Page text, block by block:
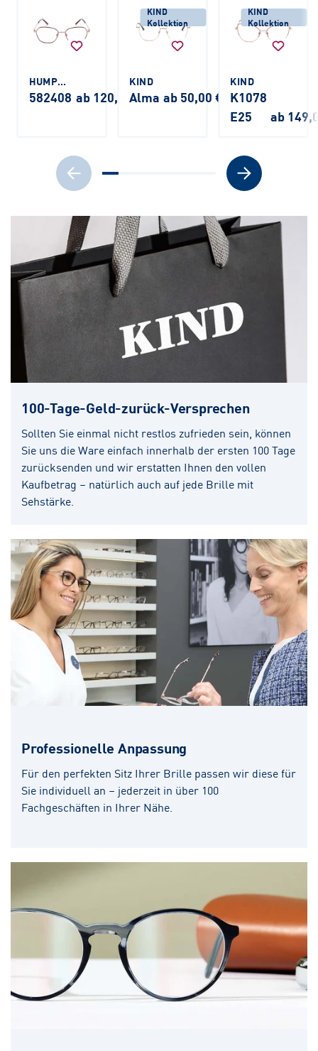
HUMPHREY'S
582408 ab 120,00 €
KIND
Kollektion
KIND
Alma ab 50,00 €
KIND
Kollektion
KIND
K1078
E25
ab
100-Tage-Geld-zurück-Versprechen
Sollten Sie einmal nicht restlos zufrieden sein, können
Sie uns die Ware einfach innerhalb der ersten 100 Tage
zurücksenden und wir erstatten Ihnen den vollen
Kaufbetrag – natürlich auch auf jede Brille mit
Sehstärke.
Professionelle Anpassung
Für den perfekten Sitz Ihrer Brille passen wir diese für
Sie individuell an – jederzeit in über 100
Fachgeschäften in Ihrer Nähe.